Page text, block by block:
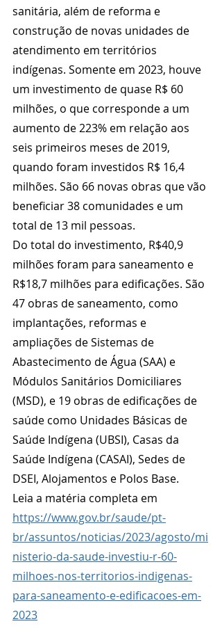
sanitária, além de reforma e
construção de novas unidades de
atendimento em territórios
indígenas. Somente em 2023, houve
um investimento de quase R$ 60
milhões, o que corresponde a um
aumento de 223% em relação aos
seis primeiros meses de 2019,
quando foram investidos R$ 16,4
milhões. São 66 novas obras que vão
beneficiar 38 comunidades e um
total de 13 mil pessoas.
Do total do investimento, R$40,9
milhões foram para saneamento e
R$18,7 milhões para edificações. São
47 obras de saneamento, como
implantações, reformas e
ampliações de Sistemas de
Abastecimento de Água (SAA) e
Módulos Sanitários Domiciliares
(MSD), e 19 obras de edificações de
saúde como Unidades Básicas de
Saúde Indígena (UBSI), Casas da
Saúde Indígena (CASAI), Sedes de
DSEI, Alojamentos e Polos Base.
Leia a matéria completa em
https://www.gov.br/saude/pt-
br/assuntos/noticias/2023/agosto/mi
nisterio-da-saude-investiu-r-60-
milhoes-nos-territorios-indigenas-
para-saneamento-e-edificacoes-em-
2023